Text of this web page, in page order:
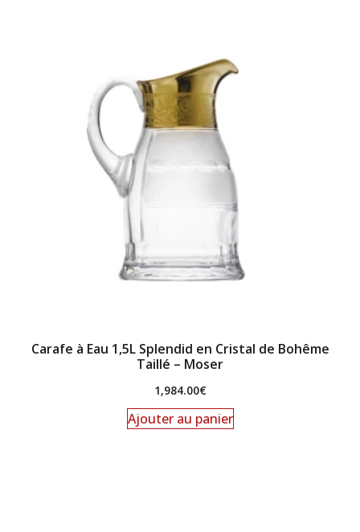
Carafe à Eau 1,5L Splendid en Cristal de Bohême
Taillé – Moser
1,984.00€
Ajouter au panier